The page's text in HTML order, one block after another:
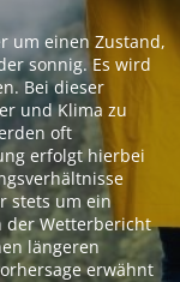
um einen Zustand,
sonnig. Es wird
Bei dieser
und Klima zu
oft
erfolgt hierbei
stets um ein
der Wetterbericht
längeren
erwähnt